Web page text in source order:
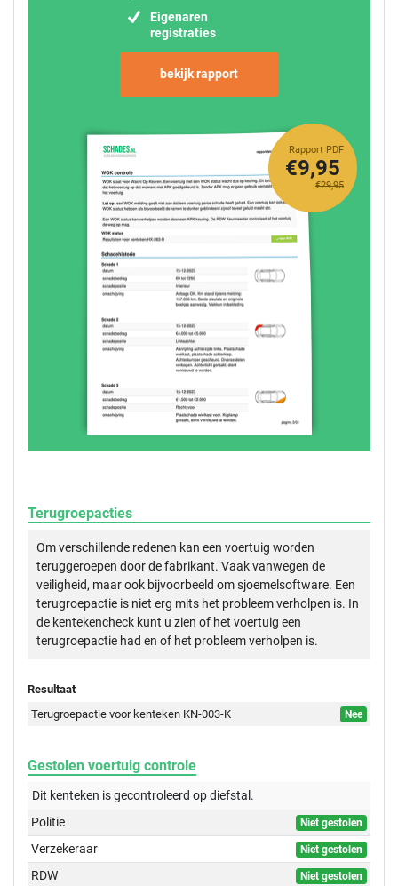
Eigenaren
registraties
bekijk rapport
Rapport PDF
€29,95
€9,95
Terugroepacties
Om verschillende redenen kan een voertuig worden
teruggeroepen door de fabrikant. Vaak vanwegen de
veiligheid, maar ook bijvoorbeeld om sjoemelsoftware. Een
terugroepactie is niet erg mits het probleem verholpen is. In
de kentekencheck kunt u zien of het voertuig een
terugroepactie had en of het probleem verholpen is.
Resultaat
Terugroepactie voor kenteken KN-003-K
Nee
Gestolen voertuig controle
Dit kenteken is gecontroleerd opdiefstal.
Politie
Niet gestolen
Verzekeraar Niet gestolen
RDW Niet gestolen